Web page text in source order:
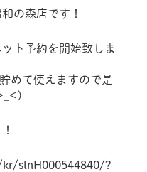
の森店です！
ト予約を開始致しま
めて使えますので是
slnH000544840/?